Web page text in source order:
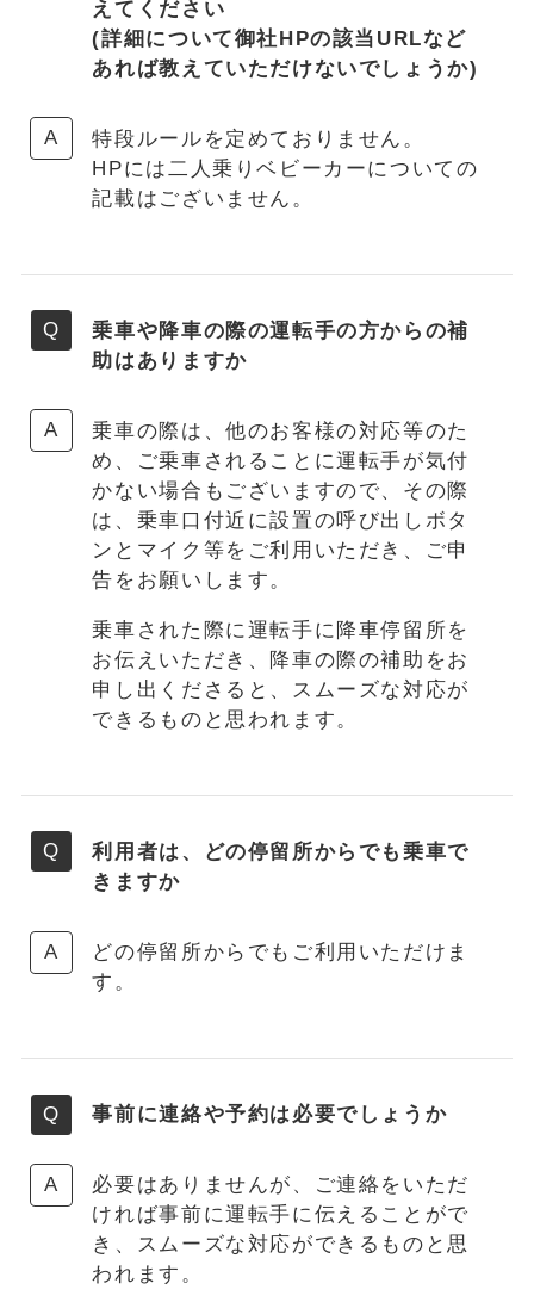
えてください
(詳細について御社HPの該当URLなど
あれば教えていただけないでしょうか)
特段ルールを定めておりません。
HPには二人乗りベビーカーについての
記載はございません。
乗車や降車の際の運転手の方からの補
助はありますか
乗車の際は、他のお客様の対応等のた
め、ご乗車されることに運転手が気付
かない場合もございますので、その際
は、乗車口付近に設置の呼び出しボタ
ンとマイク等をご利用いただき、ご申
告をお願いします。
乗車された際に運転手に降車停留所を
お伝えいただき、降車の際の補助をお
申し出くださると、スムーズな対応が
できるものと思われます。
利用者は、どの停留所からでも乗車で
きますか
どの停留所からでもご利用いただけま
す。
事前に連絡や予約は必要でしょうか
必要はありませんが、ご連絡をいただ
ければ事前に運転手に伝えることがで
き、スムーズな対応ができるものと思
われます。